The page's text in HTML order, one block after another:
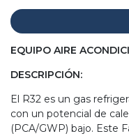
EQUIPO AIRE
DESCRIPCIÓN:
El R32 es un gas
con un potencial de
(PCA/GWP) bajo. Este